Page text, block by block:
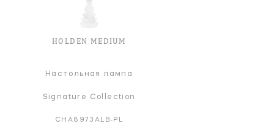
HOLDEN MEDIUM
Настольная лампа
Signature Collection
CHA8973ALB-PL